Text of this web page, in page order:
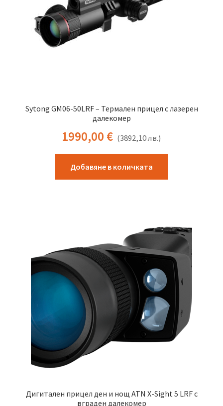
Sytong GM06-50LRF – Термален прицел с лазерен
далекомер
1990,00 € (3892,10лв.)
Добавяне в количката
Дигитален прицел ден и нощ ATN X-Sight 5 LRF с
вграден далекомер